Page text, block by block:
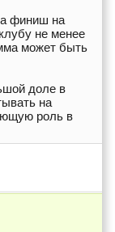
финиш на
не менее
может быть
доле в
на
роль в